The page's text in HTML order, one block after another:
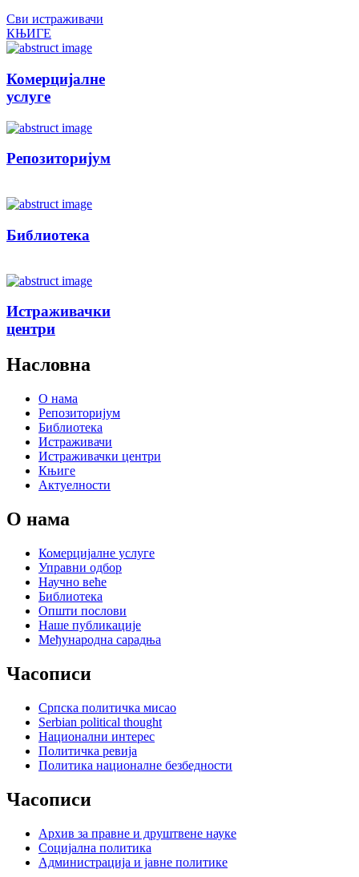
Сви истраживачи
КЊИГЕ
Комерцијалне
услуге
Репозиторијум
Библиотека
Истраживачки
центри
Насловна
О нама
Репозиторијум
Библиотека
Истраживачи
Истраживачки центри
Књиге
Актуелности
О нама
Комерцијалне услуге
Управни одбор
Научно веће
Библиотека
Општи послови
Наше публикације
Међународна сарадња
Часописи
Српска политичка мисао
Serbian political thought
Национални интерес
Политичка ревија
Политика националне безбедности
Часописи
Архив за правне и друштвене науке
Социјална политика
Администрација и јавне политике